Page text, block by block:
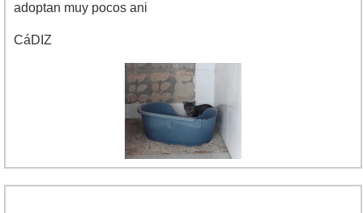
adoptan muy pocos ani
CáDIZ